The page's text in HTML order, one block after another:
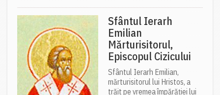
Sfântul Ierarh
Emilian
Mărturisitorul,
Episcopul Cizicului
Sfântul Ierarh Emilian,
mărturisitorul lui Hristos, a
trăit pe vremea împărăției lui